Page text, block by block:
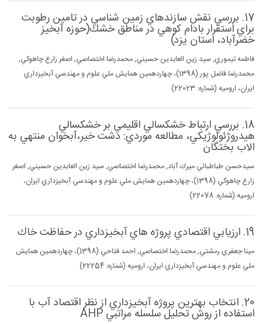
17. بررسي نقش سازندهاي زمين شناسي در تامين رطوبت
براي استقرار بادام كوهي در مناطق خشك(حوزه آبخيز
خضرآباد، استان يزد)
فاطمه تيموري, سيد زين العابدين حسيني, محمدرضا اختصاصي, اصغر زارع چاهوكي,
محمدرضا فاضل پور (1398)، چهاردهمين همايش ملي علوم و مهندسي آبخيزداري
ايران، اروميه (شماره: 22023)
18. بررسي ارتباط خشكسالي اقليمي بر خشكسالي
هيدروژئولوژيكي، مطالعه موردي: دشت خير،آبخوان منتهي به
الاب بختگان
سيدحسن طباطبائي ميرك آباد, محمدرضا اختصاصي, سيد زين العابدين حسيني, اصغر
زارع چاهوكي (1398)، چهاردهمين همايش ملي علوم و مهندسي آبخيزداري ايران،
اروميه (شماره: 22078)
19. ارزيابي اقتصادي پروژه هاي آبخيزداري در حفاظت خاك
مينا جعفري رمشتي, محمدرضا اختصاصي, احمد فتاحي (1398)، چهاردهمين همايش
ملي علوم و مهندسي آبخيزداري ايران، اروميه (شماره: 22254)
20. انتخاب بهترين پروژه آبخيزداري از نظر اقتصاد آب با
استفاده از روش تحليل سلسله مراتبي AHP